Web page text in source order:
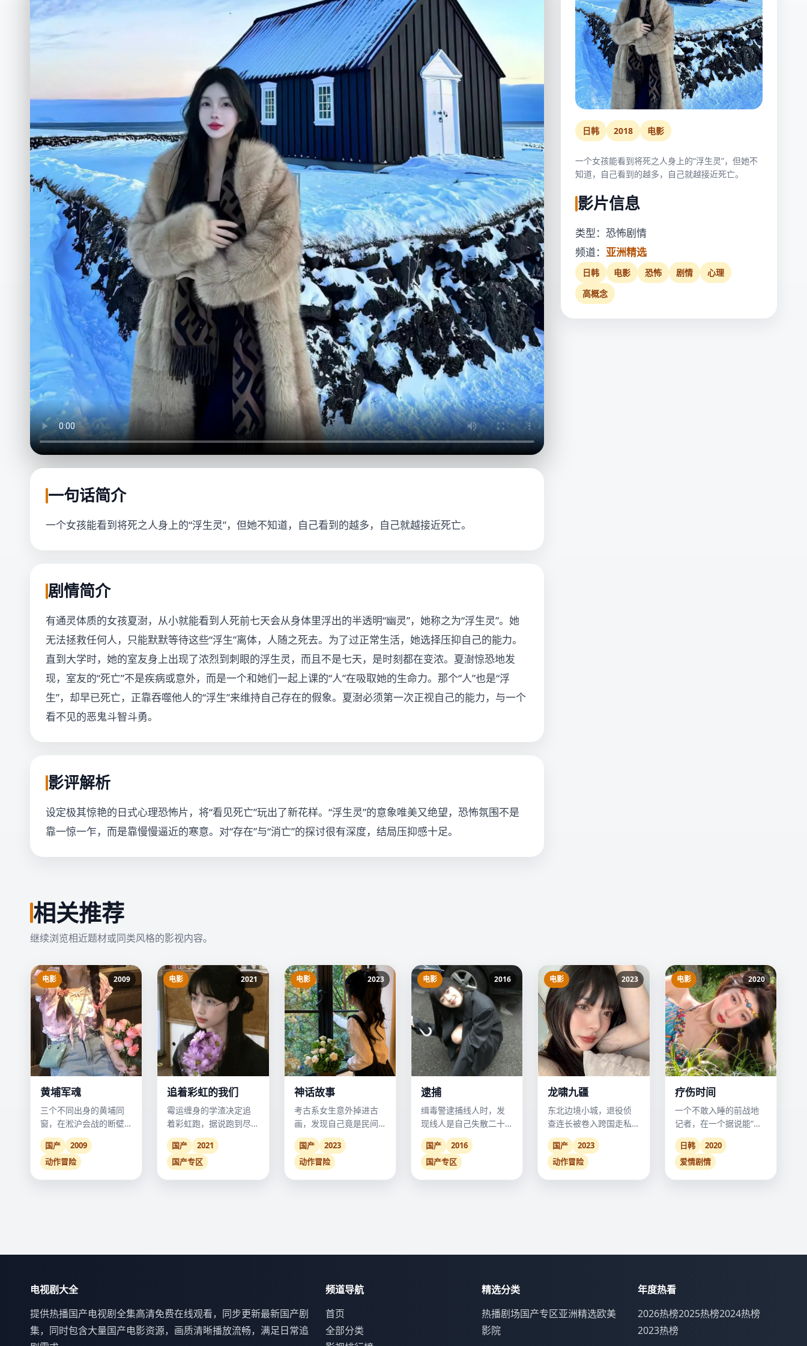
一句话简介
一个女孩能看到将死之人身上的“浮生灵”，但她不知道，自己看到的越多，自己就越接近死亡。
剧情简介
有通灵体质的女孩夏澍，从小就能看到人死前七天会从身体里浮出的半透明“幽灵”，她称之为“浮生灵”。她
无法拯救任何人，只能默默等待这些“浮生”离体，人随之死去。为了过正常生活，她选择压抑自己的能力。
直到大学时，她的室友身上出现了浓烈到刺眼的浮生灵，而且不是七天，是时刻都在变浓。夏澍惊恐地发
现，室友的“死亡”不是疾病或意外，而是一个和她们一起上课的“人”在吸取她的生命力。那个“人”也是“浮
生”，却早已死亡，正靠吞噬他人的“浮生”来维持自己存在的假象。夏澍必须第一次正视自己的能力，与一个
看不见的恶鬼斗智斗勇。
影评解析
设定极其惊艳的日式心理恐怖片，将“看见死亡”玩出了新花样。“浮生灵”的意象唯美又绝望，恐怖氛围不是
靠一惊一乍，而是靠慢慢逼近的寒意。对“存在”与“消亡”的探讨很有深度，结局压抑感十足。
日韩 2018 电影
一个女孩能看到将死之人身上的“浮生灵”，但她不
知道，自己看到的越多，自己就越接近死亡。
影片信息
类型：恐怖剧情
频道： 亚洲精选
日韩 电影 恐怖 剧情
心理
高概念
相关推荐
继续浏览相近题材或同类风格的影视内容。
电影 2009
黄埔军魂
三个不同出身的黄埔同
窗，在淞沪会战的断壁
残垣中，用最后的阵地
捍卫军人誓言。
国产
2009
动作冒险
电影 2021
追着彩虹的我们
霉运缠身的学渣决定追
着彩虹跑，据说跑到尽
头就能转运，结果他遇
见了转校生学霸。
国产
2021
国产专区
电影 2023
神话故事
考古系女生意外掉进古
画，发现自己竟是民间
神话里被遗忘的那个“反
派”。
国产
2023
动作冒险
电影 2016
逮捕
缉毒警逮捕线人时，发
现线人是自己失散二十
年的亲弟弟。
国产
2016
国产专区
电影 2023
龙啸九疆
东北边境小城，退役侦
查连长被卷入跨国走私
案，他只能用军人的方
式以暴制暴。
国产
2023
动作冒险
电影 2020
疗伤时间
一个不敢入睡的前战地
记者，在一个据说能“修
复梦境”的海边小旅馆找
到了救赎。
日韩
2020
爱情剧情
电视剧大全
提供热播国产电视剧全集高清免费在线观看，同步更新最新国产剧
集，同时包含大量国产电影资源，画质清晰播放流畅，满足日常追
频道导航
首页
全部分类
精选分类
热播剧场国产专区亚洲精选欧美
影院
年度热看
2026热榜2025热榜2024热榜
2023热榜